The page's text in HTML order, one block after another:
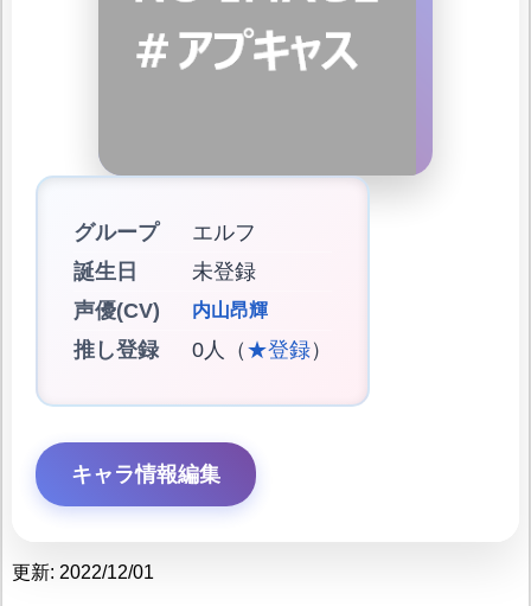
グループ
エルフ
誕生日
未登録
声優(CV)
内山昂輝
推し登録 0人（ ★登録）
キャラ情報編集
更新: 2022/12/01